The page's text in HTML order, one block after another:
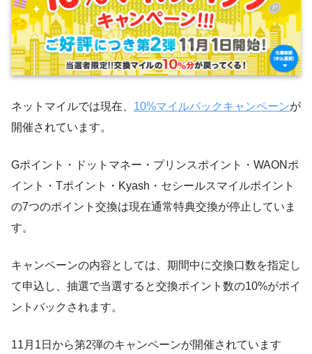
ネットマイルでは現在、 10%マイルバックキャンペーンが
開催されています。
Gポイント・ドットマネー・プリンスポイント・WAONポ
イント・Tポイント・Kyash・セシールスマイルポイント
の7つのポイント交換は現在通常特典交換が停止していま
す。
キャンペーンの内容としては、期間中に交換口数を指定し
て申込し、抽選で当選すると交換ポイント数の10%がポイ
ントバックされます。
11月1日から第2弾のキャンペーンが開催されています